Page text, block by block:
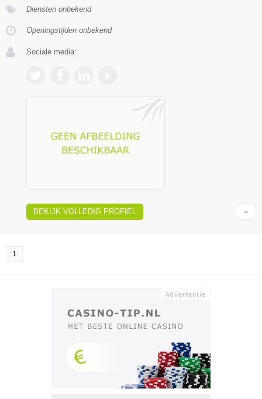
Diensten onbekend
Openingstijden onbekend
Sociale media:
BEKIJK VOLLEDIG PROFIEL
1